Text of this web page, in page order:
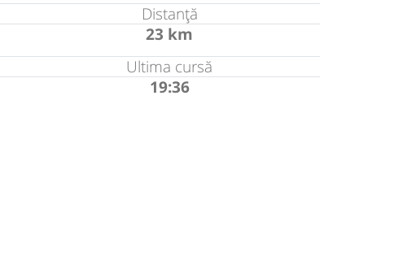
Distanță
23 km
Ultima cursă
19:36